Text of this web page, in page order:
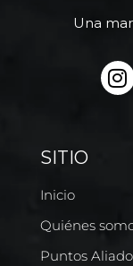
Una
SITIO
Inicio
Quiénes
Puntos